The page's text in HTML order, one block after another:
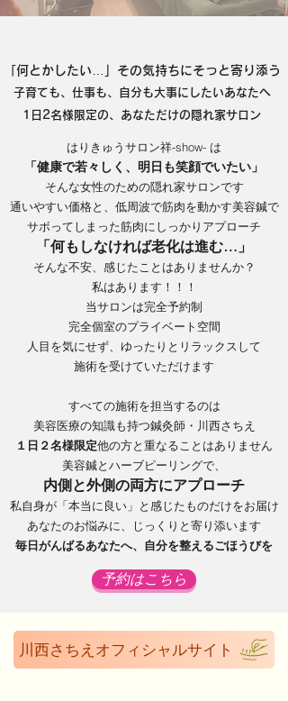
「何とかしたい…」その気持ちにそっと寄り添う
子育ても、仕事も、自分も大事にしたいあなたへ
1日2名様限定の、あなただけの隠れ家サロン
はりきゅうサロン祥-show- は
「健康で若々しく、明日も笑顔でいたい」
そんな女性のための隠れ家サロンです
通いやすい価格と、低周波で筋肉を動かす美容鍼で
サボってしまった筋肉にしっかりアプローチ
「何もしなければ老化は進む…」
そんな不安、感じたことはありませんか？
私はあります！！！
当サロンは完全予約制
完全個室のプライベート空間
人目を気にせず、ゆったりとリラックスして
施術を受けていただけます
すべての施術を担当するのは
美容医療の知識も持つ鍼灸師・川西さちえ
１日２名様限定他の方と重なることはありません
美容鍼とハーブピーリングで、
内側と外側の両方にアプローチ
私自身が「本当に良い」と感じたものだけをお届け
あなたのお悩みに、じっくりと寄り添います
毎日がんばるあなたへ、自分を整えるごほうびを
予約はこちら
川西さちえオフィシャルサイト